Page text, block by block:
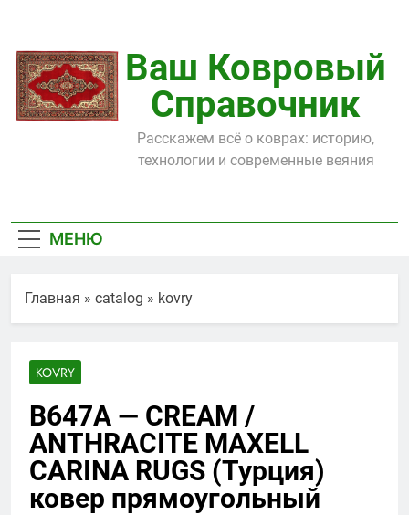
содержимому
Ваш Ковровый
Справочник
Расскажем всё о коврах: историю,
технологии и современные веяния
МЕНЮ
Главная » catalog » kovry
KOVRY
B647A — CREAM /
ANTHRACITE MAXELL
CARINA RUGS (Турция)
ковер прямоугольный